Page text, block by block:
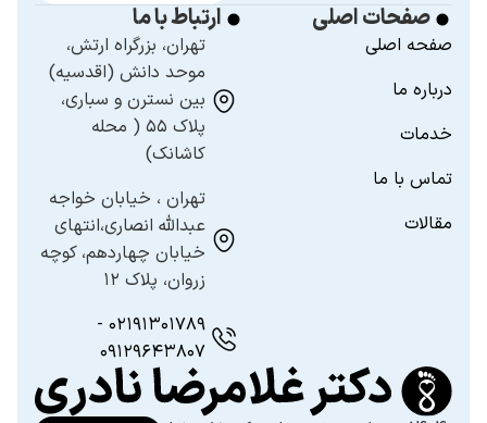
صفحات اصلی
صفحه اصلی
درباره ما
خدمات
تماس با ما
مقالات
ارتباط با ما
تهران، بزرگراه ارتش،
موحد دانش (اقدسیه)
بین نسترن و سباری،
پلاک ۵۵ ( محله
کاشانک)
تهران ، خیابان خواجه
عبدالله انصاری،انتهای
خیابان چهاردهم، کوچه
زروان، پلاک ۱۲
۰۲۱۹۱۳۰۱۷۸۹ -
۰۹۱۲۹۶۴۳۸۰۷